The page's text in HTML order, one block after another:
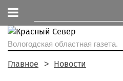
Вологодская областная газета.
Главное Новости